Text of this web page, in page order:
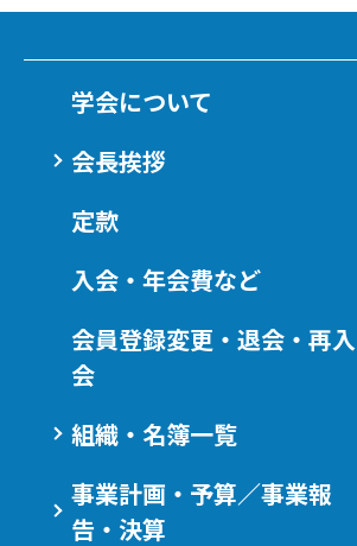
学会について
会長挨拶
定款
入会・年会費など
会員登録変更・退会・再入
会
組織・名簿一覧
事業計画・予算／事業報
告・決算